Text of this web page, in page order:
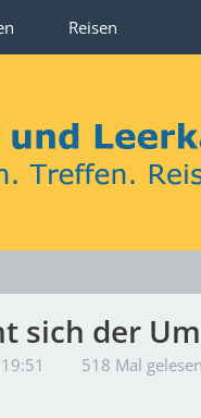
Reisen
sich der
518 Mal gelesen